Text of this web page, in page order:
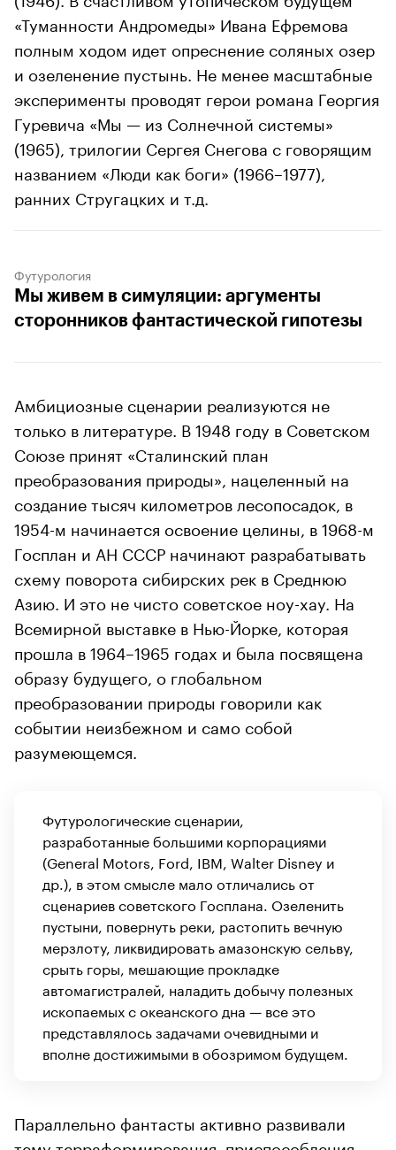
«Туманности Андромеды» Ивана Ефремова
полным ходом идет опреснение соляных озер
и озеленение пустынь. Не менее масштабные
эксперименты проводят герои романа Георгия
Гуревича «Мы — из Солнечной системы»
(1965), трилогии Сергея Снегова с говорящим
названием «Люди как боги» (1966–1977),
ранних Стругацких и т.д.
Футурология
Мы живем в симуляции: аргументы
сторонников фантастической гипотезы
Амбициозные сценарии реализуются не
только в литературе. В 1948 году в Советском
Союзе принят «Сталинский план
преобразования природы», нацеленный на
создание тысяч километров лесопосадок, в
1954-м начинается освоение целины, в 1968-м
Госплан и АН СССР начинают разрабатывать
схему поворота сибирских рек в Среднюю
Азию. И это не чисто советское ноу-хау. На
Всемирной выставке в Нью-Йорке, которая
прошла в 1964–1965 годах и была посвящена
образу будущего, о глобальном
преобразовании природы говорили как
событии неизбежном и само собой
разумеющемся.
Футурологические сценарии,
разработанные большими корпорациями
(General Motors, Ford, IBM, Walter Disney и
др.), в этом смысле мало отличались от
сценариев советского Госплана. Озеленить
пустыни, повернуть реки, растопить вечную
мерзлоту, ликвидировать амазонскую сельву,
срыть горы, мешающие прокладке
автомагистралей, наладить добычу полезных
ископаемых с океанского дна — все это
представлялось задачами очевидными и
вполне достижимыми в обозримом будущем.
Параллельно фантасты активно развивали